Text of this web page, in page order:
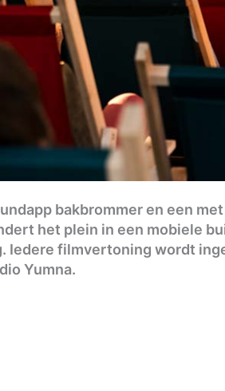
bakbrommer en een
het plein in een mobiele
filmvertoning wordt
Yumna.